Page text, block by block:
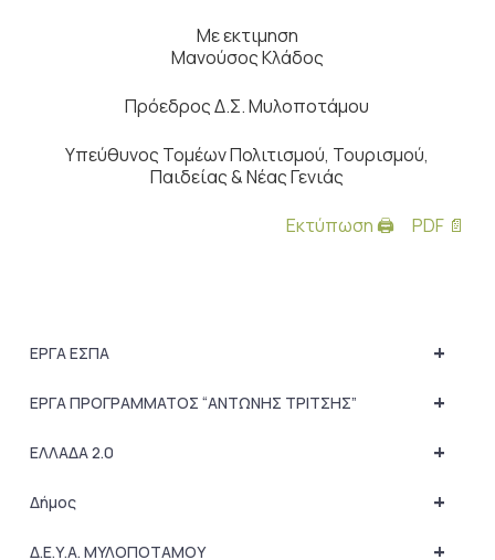
Με εκτιμηση
Μανούσος Κλάδος
Πρόεδρος Δ.Σ. Μυλοποτάμου
Υπεύθυνος Τομέων Πολιτισμού, Τουρισμού,
Παιδείας & Νέας Γενιάς
Εκτύπωση 🖨
PDF 📄
+
ΕΡΓΑ ΕΣΠΑ
+
ΕΡΓΑ ΠΡΟΓΡΑΜΜΑΤΟΣ “ΑΝΤΩΝΗΣ ΤΡΙΤΣΗΣ”
+
ΕΛΛΑΔΑ 2.0
+
Δήμος
+
Δ.Ε.Υ.Α. ΜΥΛΟΠΟΤΑΜΟΥ